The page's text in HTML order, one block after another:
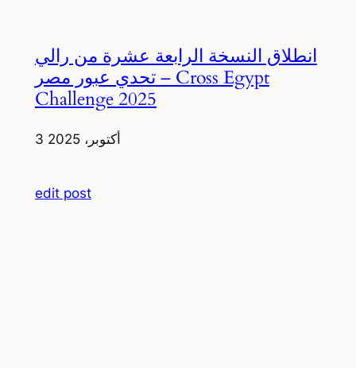
انطلاق النسخة الرابعة عشرة من رالي
تحدي عبور مصر – Cross Egypt
Challenge 2025
3 أكتوبر، 2025
edit post